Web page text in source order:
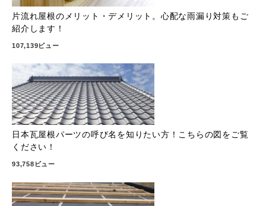
片流れ屋根のメリット・デメリット。心配な雨漏り対策もご
紹介します！
107,139ビュー
日本瓦屋根パーツの呼び名を知りたい方！こちらの図をご覧
ください！
93,758ビュー